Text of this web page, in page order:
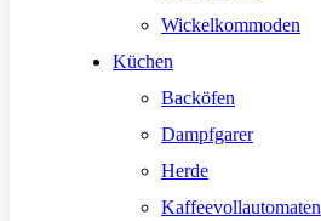
Wickelkommoden
Küchen
Backöfen
Dampfgarer
Herde
Kaffeevollautomaten